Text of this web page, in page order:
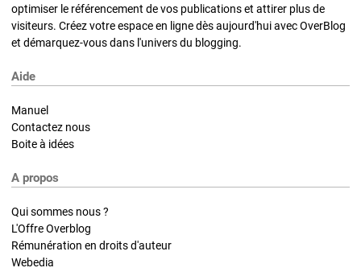
optimiser le référencement de vos publications et attirer plus de
visiteurs. Créez votre espace en ligne dès aujourd'hui avec OverBlog
et démarquez-vous dans l'univers du blogging.
Aide
Manuel
Contactez nous
Boite à idées
A propos
Qui sommes nous ?
L'Offre Overblog
Rémunération en droits d'auteur
Webedia